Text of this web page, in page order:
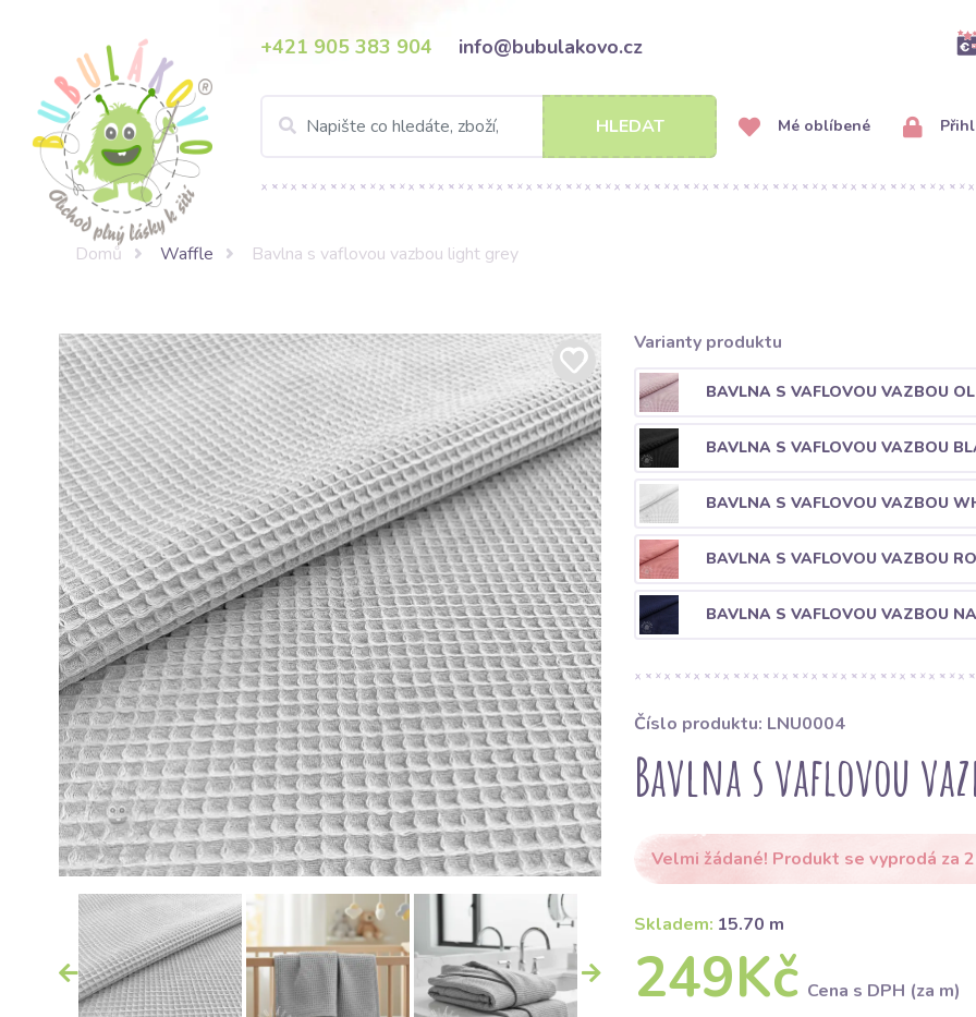
+421 905 383 904 info@bubulakovo.cz
HLEDAT Mé oblíbené
Domů Waffle Bavlna s vaflovou vazbou light grey
Varianty produktu
BAVLNA S VAFLOVOU VAZBOU
BAVLNA S VAFLOVOU VAZBOU
BAVLNA S VAFLOVOU VAZBOU
BAVLNA S VAFLOVOU VAZBOU
BAVLNA S VAFLOVOU VAZBOU
Číslo produktu: LNU0004
Bavlna s vaflovou
Velmi žádané! Produkt se vyprodá za
Skladem: 15.70 m
249Kč Cena s DPH (za m)